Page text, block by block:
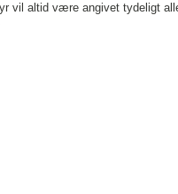
vil altid være angivet tydeligt